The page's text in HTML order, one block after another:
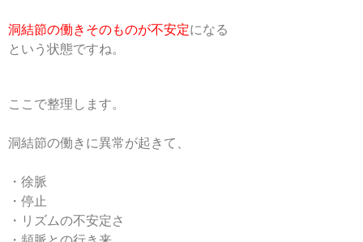
洞結節の働きそのものが不安定になる
という状態ですね。
ここで整理します。
洞結節の働きに異常が起きて、
・徐脈
・停止
・リズムの不安定さ